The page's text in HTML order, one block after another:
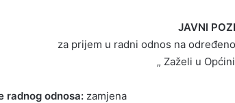
JAVNI
za prijem u radni odnos na
„ Zaželi u
radnog odnosa: zamjena